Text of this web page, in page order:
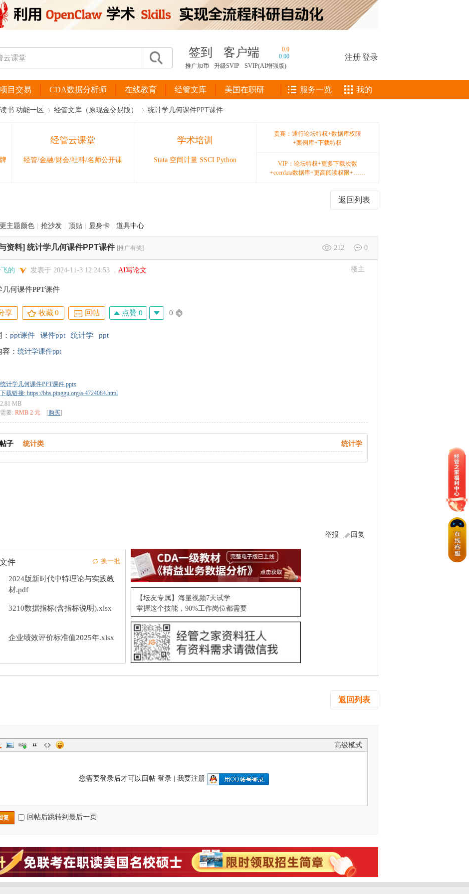
签到 客户端
0.0
0.00
推广加币
升级SVIP SVIP(AI增强版)
注册登录
项目交易 CDA数据分析师 在线教育 经管文库 美国在职研 服务一览 我的
书 功能一区 经管文库（原现金交易版） 统计学几何课件PPT课件
经管云课堂
经管/金融/财会/社科/名师公开课
学术培训
Stata 空间计量 SSCI Python
贵宾：通行论坛特权+数据库权限
+案例库+下载特权
VIP：论坛特权+更多下载次数
+ccerdata数据库+更高阅读权限+……
返回列表
主题颜色 抢沙发 顶贴 显身卡 道具中心
212 0
资料] 统计学几何课件PPT课件 [推广有奖]
楼主
的 发表于 2024-11-3 12:24:53 AI写论文
几何课件PPT课件
享 收藏0 回帖 点赞 0 0
ppt课件 课件ppt 统计学
ppt
： 统计学课件ppt
统计学几何课件PPT课件.pptx
下载链接: https://bbs.pinggu.org/a-4724084.html
2.81 MB
需要: RMB 2 元 [购买]
子 统计类 统计学
回复
举报
件 换一批
2024版新时代中特理论与实践教
材.pdf
3210数据指标(含指标说明).xlsx
企业绩效评价标准值2025年.xlsx
【坛友专属】海量视频7天试学
掌握这个技能，90%工作岗位都需要
返回列表
高级模式
您需要登录后才可以回帖 登录| 我要注册
复 回帖后跳转到最后一页